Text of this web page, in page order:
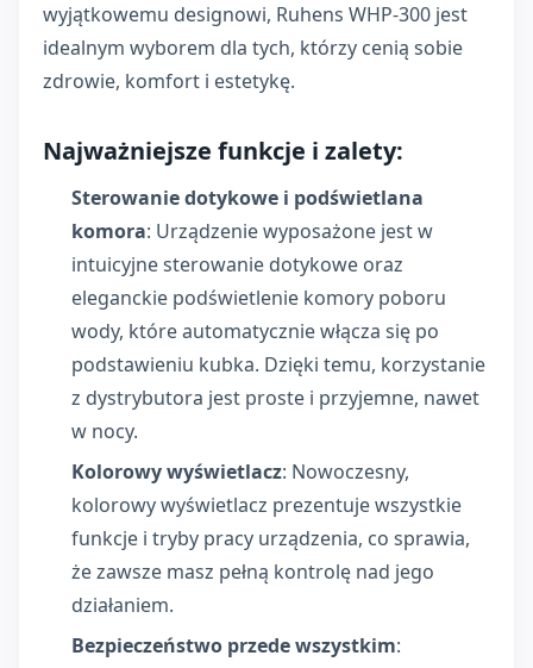
wyjątkowemu designowi, Ruhens WHP-300 jest
idealnym wyborem dla tych, którzy cenią sobie
zdrowie, komfort i estetykę.
Najważniejsze funkcje i zalety:
Sterowanie dotykowe i podświetlana
komora: Urządzenie wyposażone jest w
intuicyjne sterowanie dotykowe oraz
eleganckie podświetlenie komory poboru
wody, które automatycznie włącza się po
podstawieniu kubka. Dzięki temu, korzystanie
z dystrybutora jest proste i przyjemne, nawet
w nocy.
Kolorowy wyświetlacz: Nowoczesny,
kolorowy wyświetlacz prezentuje wszystkie
funkcje i tryby pracy urządzenia, co sprawia,
że zawsze masz pełną kontrolę nad jego
działaniem.
Bezpieczeństwo przede wszystkim: